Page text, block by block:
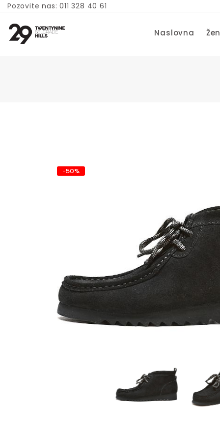
Pozovite nas: 011 328 40 61
Naslovna
-50%